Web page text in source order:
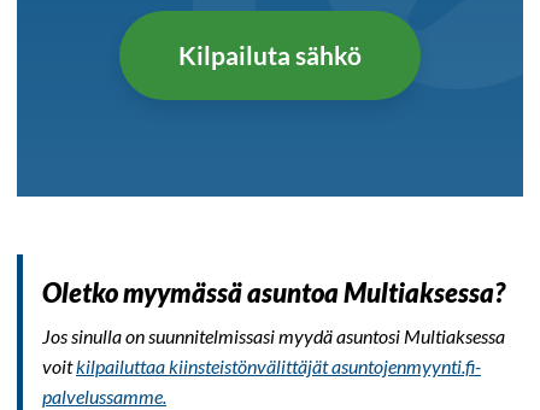
Kilpailuta sähkö
Oletko myymässä asuntoa Multiaksessa?
Jos sinulla on suunnitelmissasi myydä asuntosi Multiaksessa
voitkilpailuttaa kiinsteistönvälittäjät asuntojenmyynti.fi-
palvelussamme.